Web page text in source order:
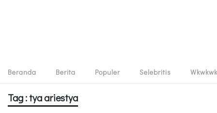
Beranda Berita Populer Selebritis Wkwkwk
Tag : tya ariestya